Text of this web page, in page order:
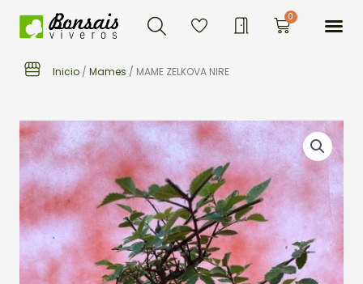
Buscar 0Carrito
Inicio / Mames / MAME ZELKOVA NIRE